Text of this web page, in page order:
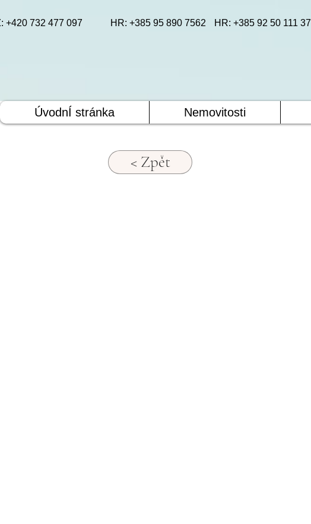
+420 732 477 097 HR: +385 95 890 7562 HR: +385 92 50 111 37
ÚvodnÍ stránka Nemovitosti
< Zpět